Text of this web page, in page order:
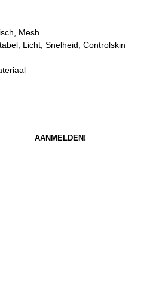
Mesh
Licht, Snelheid, Controlskin